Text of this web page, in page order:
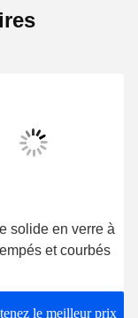
solide en verre à
et courbés
le meilleur prix